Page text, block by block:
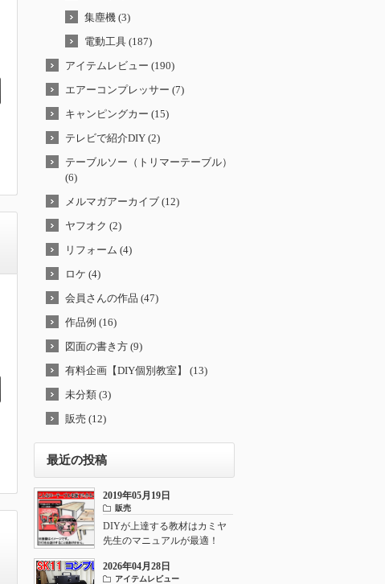
集塵機 (3)
電動工具 (187)
アイテムレビュー (190)
エアーコンプレッサー (7)
キャンピングカー (15)
テレビで紹介DIY (2)
テーブルソー（トリマーテーブル）
(6)
メルマガアーカイブ (12)
ヤフオク (2)
リフォーム (4)
ロケ (4)
会員さんの作品 (47)
作品例 (16)
図面の書き方 (9)
有料企画【DIY個別教室】 (13)
未分類 (3)
販売 (12)
最近の投稿
2019年05月19日
販売
DIYが上達する教材はカミヤ
先生のマニュアルが最適！
2026年04月28日
アイテムレビュー